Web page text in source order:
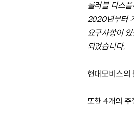
롤러블 디스
2020년부터
요구사항이
되었습니다.
현대모비스의
또한 4개의 주